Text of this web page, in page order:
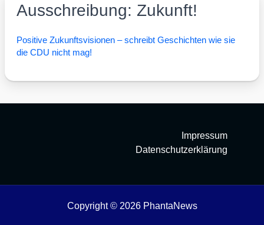
Ausschreibung: Zukunft!
Posi­ti­ve Zukunfts­vi­sio­nen – schreibt Geschich­ten wie sie
die CDU nicht mag!
Impressum
Datenschutzerklärung
Copyright © 2026 PhantaNews